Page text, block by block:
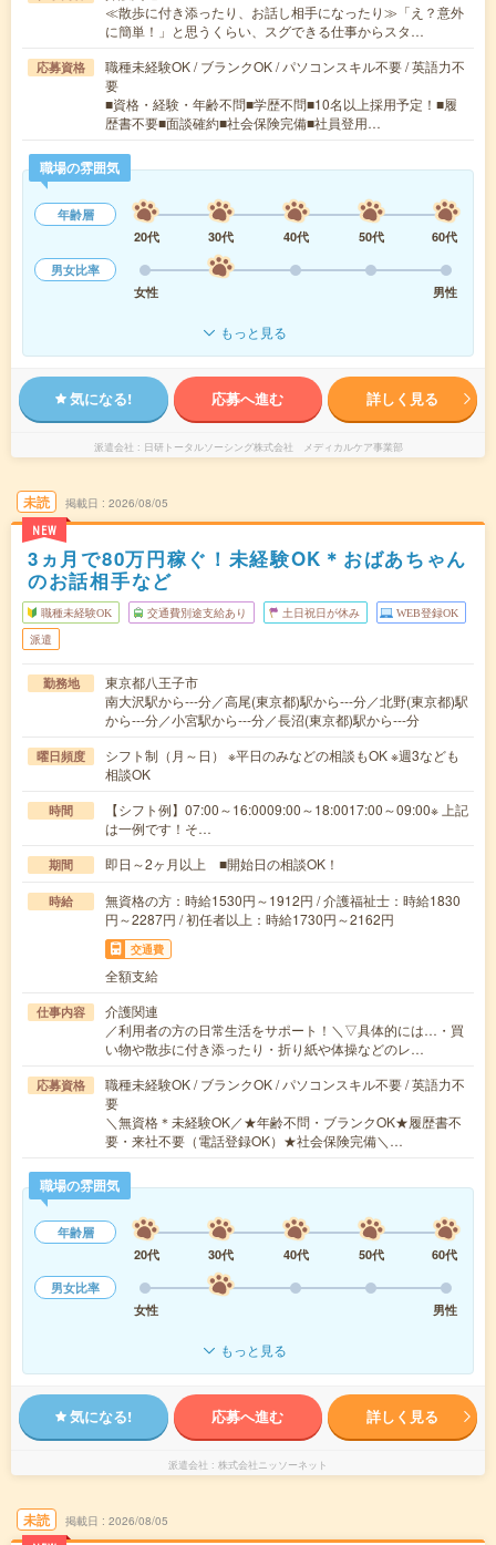
≪散歩に付き添ったり、お話し相手になったり≫「え？意外
に簡単！」と思うくらい、スグできる仕事からスタ…
応募資格
職種未経験OK / ブランクOK / パソコンスキル不要 / 英語力不
要
■資格・経験・年齢不問■学歴不問■10名以上採用予定！■履
歴書不要■面談確約■社会保険完備■社員登用…
職場の雰囲気
年齢層
20代
30代 40代 50代
60代
男女比率
女性
男性
もっと見る
気になる! 応募へ進む 詳しく見る
派遣会社 日研トータルソーシング株式会社 メディカルケア事業部
未読
NEW
掲載日 2026/08/05
3ヵ月で80万円稼ぐ！未経験OK＊おばあちゃん
のお話相手など
職種未経験OK 交通費別途支給あり 土日祝日が休み WEB登録OK
派遣
勤務地
東京都八王子市
南大沢駅から---分／高尾(東京都)駅から---分／北野(東京都)駅
から---分／小宮駅から---分／長沼(東京都)駅から---分
曜日頻度
シフト制（月～日） ※平日のみなどの相談もOK ※週3なども
相談OK
時間
【シフト例】07:00～16:0009:00～18:0017:00～09:00※ 上記
は一例です！そ…
期間 即日～2ヶ月以上 ■開始日の相談OK！
時給
無資格の方：時給1530円～1912円 / 介護福祉士：時給1830
円～2287円 / 初任者以上：時給1730円～2162円
交通費
全額支給
仕事内容
介護関連
／利用者の方の日常生活をサポート！＼▽具体的には…・買
い物や散歩に付き添ったり・折り紙や体操などのレ…
応募資格
職種未経験OK / ブランクOK / パソコンスキル不要 / 英語力不
要
＼無資格＊未経験OK／★年齢不問・ブランクOK★履歴書不
要・来社不要（電話登録OK）★社会保険完備＼…
職場の雰囲気
年齢層
20代
30代 40代 50代
60代
男女比率
女性
男性
もっと見る
気になる! 応募へ進む 詳しく見る
派遣会社 株式会社ニッソーネット
未読 掲載日 2026/08/05